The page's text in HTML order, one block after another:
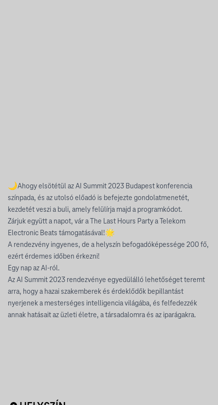
🌙Ahogy elsötétül azAI Summit 2023 Budapest konferencia
színpada, és az utolsó előadó is befejezte gondolatmenetét,
kezdetét veszi a buli, amely felülírja majd a programkódot.
Zárjuk együtt a napot, vár a The Last Hours Party a Telekom
Electronic Beats támogatásával!🌟
A rendezvény ingyenes, de a helyszín befogadóképessége 200 fő,
ezért érdemes időben érkezni!
Egy nap az AI-ról.
Az AI Summit 2023 rendezvénye egyedülálló lehetőséget teremt
arra, hogy a hazai szakemberek és érdeklődők bepillantást
nyerjenek a mesterséges intelligencia világába, és felfedezzék
annak hatásait az üzleti életre, a társadalomra és az iparágakra.